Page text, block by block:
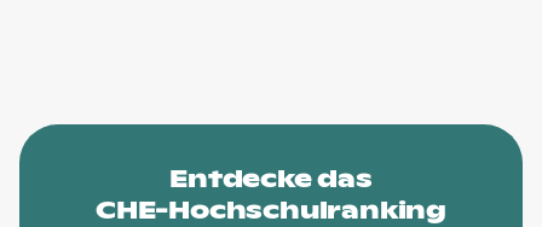
Entdecke das
CHE-Hochschulranking